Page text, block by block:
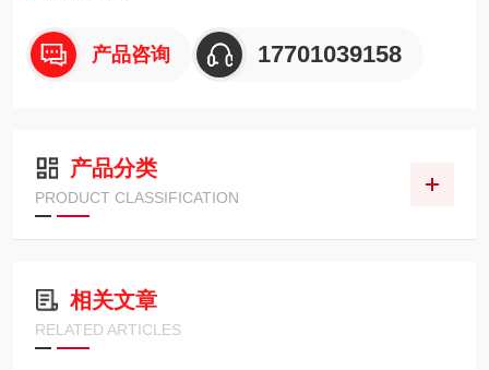
产品咨询 17701039158
产品分类
PRODUCT CLASSIFICATION
相关文章
RELATED ARTICLES